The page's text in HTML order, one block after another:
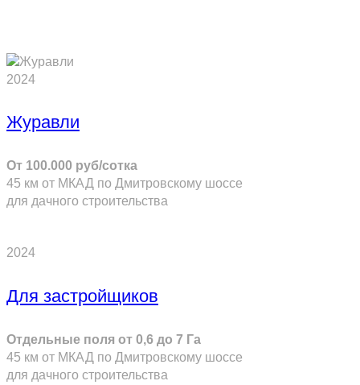
2024
Журавли
От 100.000 руб/сотка
45 км от МКАД по Дмитровскому шоссе
для дачного строительства
2024
Для застройщиков
Отдельные поля от 0,6 до 7 Га
45 км от МКАД по Дмитровскому шоссе
для дачного строительства